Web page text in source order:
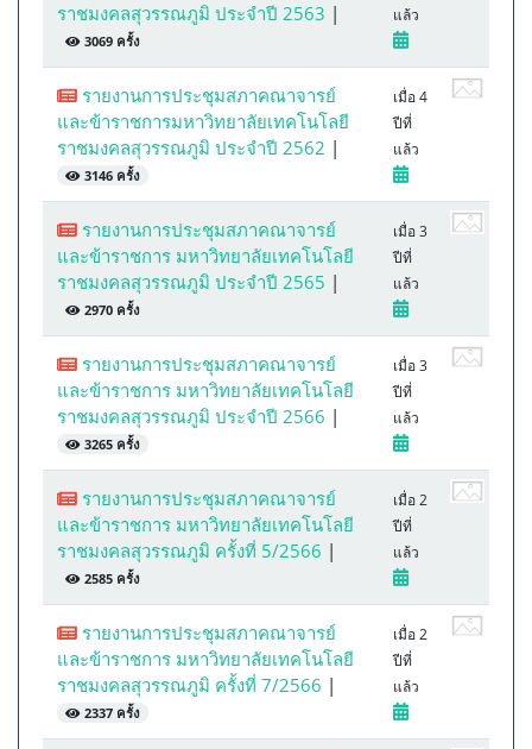
ราชมงคลสุวรรณภูมิ ประจำปี 2563 |
3069 ครั้ง
แล้ว
รายงานการประชุมสภาคณาจารย์
และข้าราชการมหาวิทยาลัยเทคโนโลยี
ราชมงคลสุวรรณภูมิ ประจำปี 2562 |
3146 ครั้ง
เมื่อ 4
ปีที่
แล้ว
รายงานการประชุมสภาคณาจารย์
และข้าราชการ มหาวิทยาลัยเทคโนโลยี
ราชมงคลสุวรรณภูมิ ประจำปี 2565 |
2970 ครั้ง
เมื่อ 3
ปีที่
แล้ว
รายงานการประชุมสภาคณาจารย์
และข้าราชการ มหาวิทยาลัยเทคโนโลยี
ราชมงคลสุวรรณภูมิ ประจำปี 2566 |
3265 ครั้ง
เมื่อ 3
ปีที่
แล้ว
รายงานการประชุมสภาคณาจารย์
และข้าราชการ มหาวิทยาลัยเทคโนโลยี
ราชมงคลสุวรรณภูมิ ครั้งที่ 5/2566 |
2585 ครั้ง
เมื่อ 2
ปีที่
แล้ว
รายงานการประชุมสภาคณาจารย์
และข้าราชการ มหาวิทยาลัยเทคโนโลยี
ราชมงคลสุวรรณภูมิ ครั้งที่ 7/2566 |
2337 ครั้ง
เมื่อ 2
ปีที่
แล้ว